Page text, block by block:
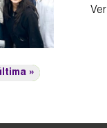
Ver
»